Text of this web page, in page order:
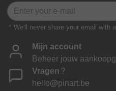
* We'll never share your email with
Mijn account
Beheer jouw
Vragen?
hello@pinart.be